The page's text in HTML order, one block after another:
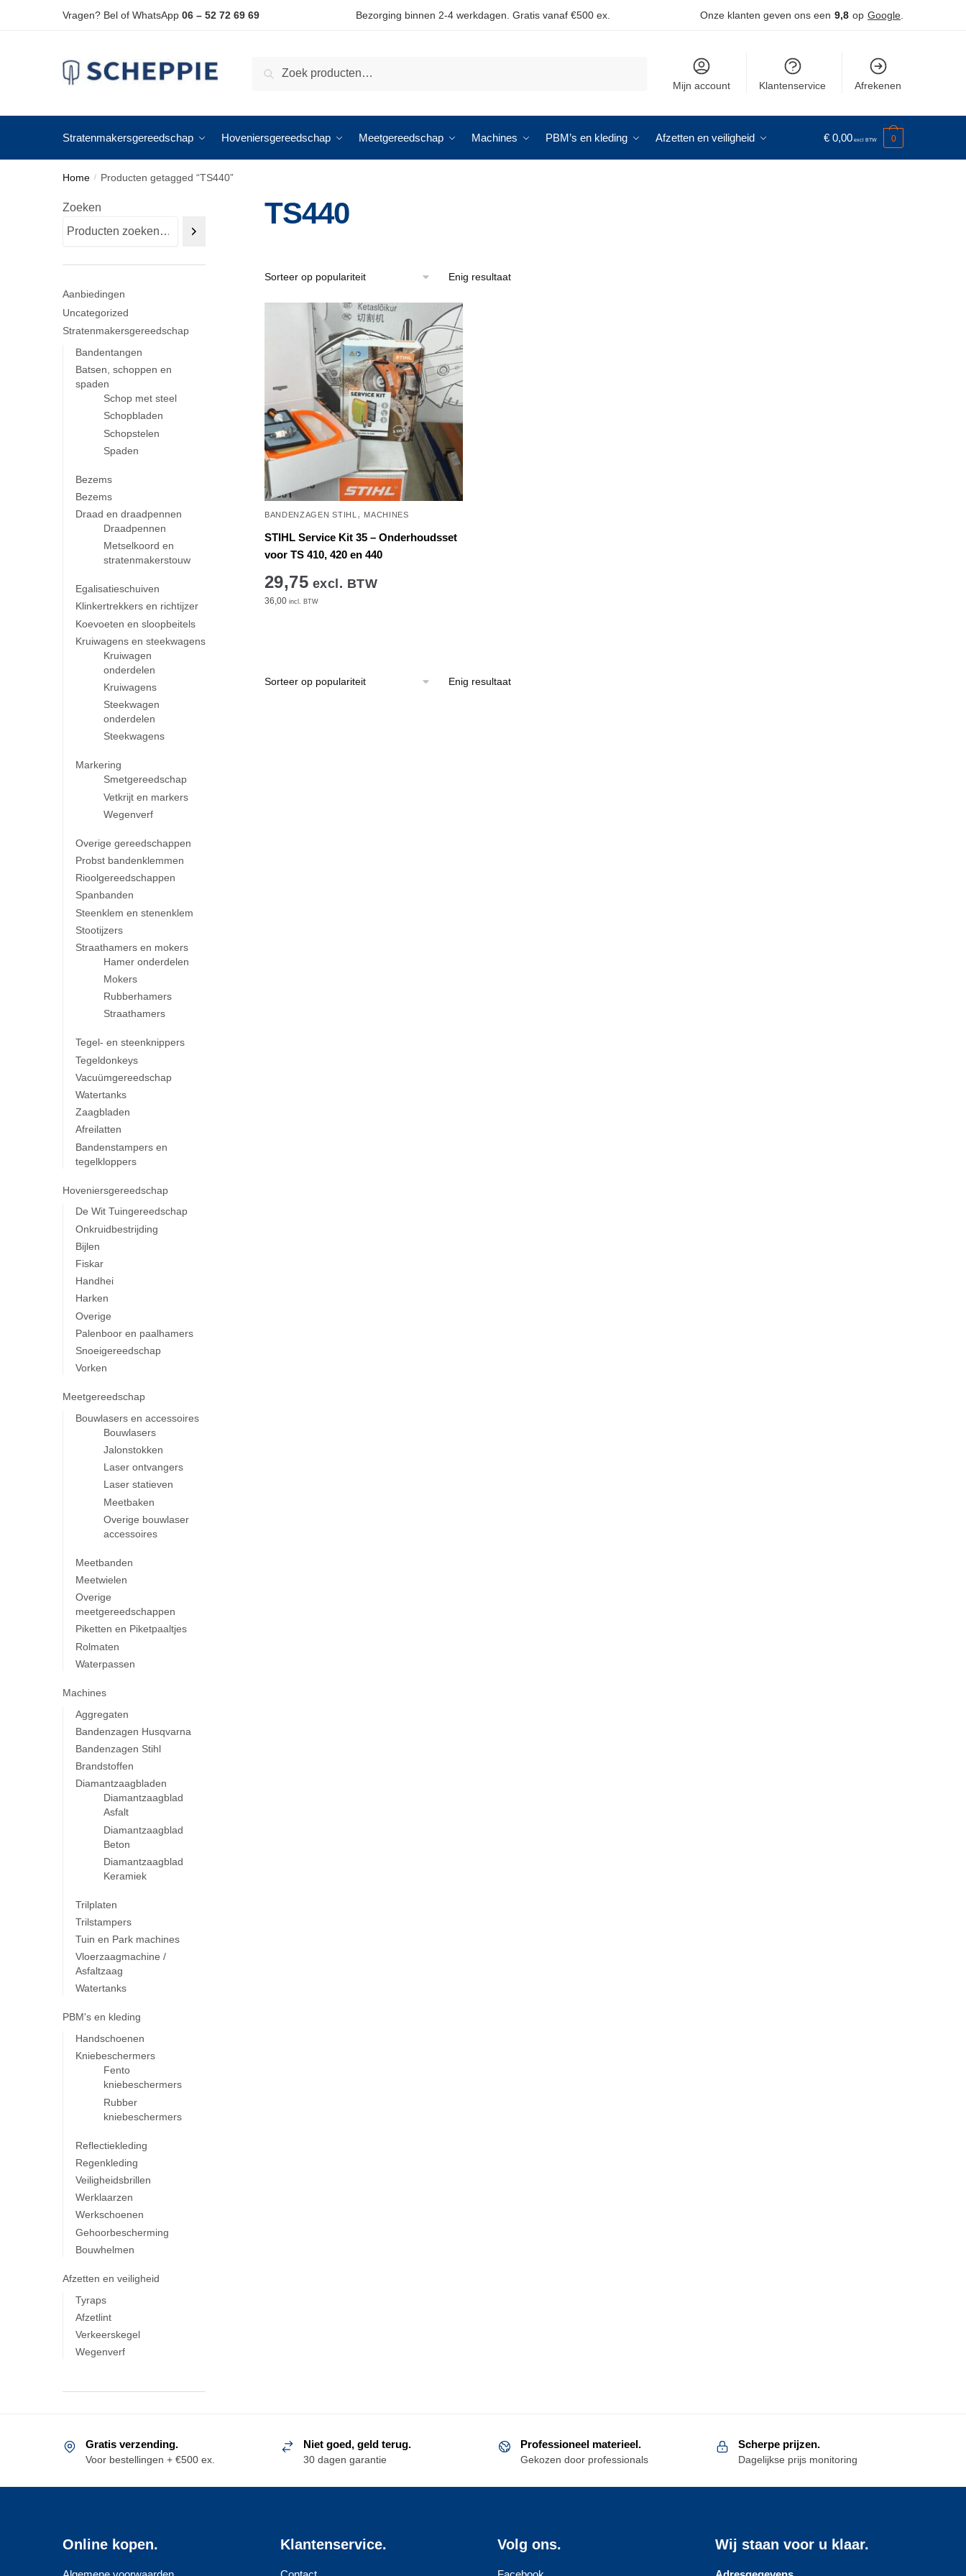
Vragen? Bel of WhatsApp 06 – 52 72 69 69 Bezorging binnen 2-4 werkdagen. Gratis vanaf €500 ex. Onze klanten geven ons een 9,8 op Google
Zoeken
Mijn account Klantenservice Afrekenen
Stratenmakersgereedschap Hoveniersgereedschap Meetgereedschap Machines PBM’s en kleding Afzetten en veiligheid € 0,00 0
Home / Producten getagged “TS440”
TS440
Enig resultaat
BANDENZAGEN STIHL , MACHINES
STIHL Service Kit 35 – Onderhoudsset
voor TS 410, 420 en 440
29,75 excl. BTW
36,00incl. BTW
Enig resultaat
Zoeken
Aanbiedingen
Uncategorized
Stratenmakersgereedschap
Bandentangen
Batsen, schoppen en
spaden
Schop met steel
Schopbladen
Schopstelen
Spaden
Bezems
Bezems
Draad en draadpennen
Draadpennen
Metselkoord en
stratenmakerstouw
Egalisatieschuiven
Klinkertrekkers en richtijzer
Koevoeten en sloopbeitels
Kruiwagens en steekwagens
Kruiwagen
onderdelen
Kruiwagens
Steekwagen
onderdelen
Steekwagens
Markering
Smetgereedschap
Vetkrijt en markers
Wegenverf
Overige gereedschappen
Probst bandenklemmen
Rioolgereedschappen
Spanbanden
Steenklem en stenenklem
Stootijzers
Straathamers en mokers
Hamer onderdelen
Mokers
Rubberhamers
Straathamers
Tegel- en steenknippers
Tegeldonkeys
Vacuümgereedschap
Watertanks
Zaagbladen
Afreilatten
Bandenstampers en
tegelkloppers
Hoveniersgereedschap
De Wit Tuingereedschap
Onkruidbestrijding
Bijlen
Fiskar
Handhei
Harken
Overige
Palenboor en paalhamers
Snoeigereedschap
Vorken
Meetgereedschap
Bouwlasers en accessoires
Bouwlasers
Jalonstokken
Laser ontvangers
Laser statieven
Meetbaken
Overige bouwlaser
accessoires
Meetbanden
Meetwielen
Overige
meetgereedschappen
Piketten en Piketpaaltjes
Rolmaten
Waterpassen
Machines
Aggregaten
Bandenzagen Husqvarna
Bandenzagen Stihl
Brandstoffen
Diamantzaagbladen
Diamantzaagblad
Asfalt
Diamantzaagblad
Beton
Diamantzaagblad
Keramiek
Trilplaten
Trilstampers
Tuin en Park machines
Vloerzaagmachine /
Asfaltzaag
Watertanks
PBM's en kleding
Handschoenen
Kniebeschermers
Fento
kniebeschermers
Rubber
kniebeschermers
Reflectiekleding
Regenkleding
Veiligheidsbrillen
Werklaarzen
Werkschoenen
Gehoorbescherming
Bouwhelmen
Afzetten en veiligheid
Tyraps
Afzetlint
Verkeerskegel
Wegenverf
Gratis verzending.
Voor bestellingen + €500 ex.
Niet goed, geld terug.
30 dagen garantie
Professioneel materieel.
Gekozen door professionals
Scherpe prijzen.
Dagelijkse prijs monitoring
Online kopen. Klantenservice. Volg ons. Wij staan voor u klaar.